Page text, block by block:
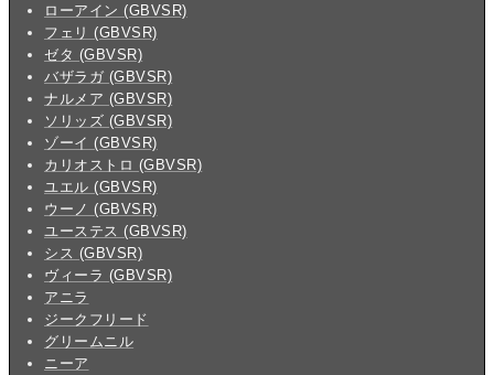
ローアイン (GBVSR)
フェリ (GBVSR)
ゼタ (GBVSR)
バザラガ (GBVSR)
ナルメア (GBVSR)
ソリッズ (GBVSR)
ゾーイ (GBVSR)
カリオストロ (GBVSR)
ユエル (GBVSR)
ウーノ (GBVSR)
ユーステス (GBVSR)
シス (GBVSR)
ヴィーラ (GBVSR)
アニラ
ジークフリード
グリームニル
ニーア